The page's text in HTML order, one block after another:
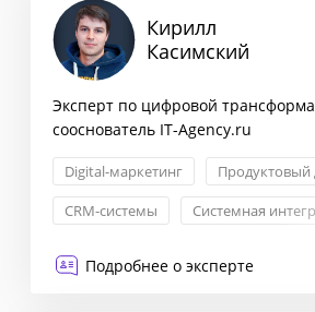
Кирилл
Касимский
Эксперт по цифровой
сооснователь IT-Agency.ru
Digital-маркетинг
Продуктовый
CRM-системы
Системная
Подробнее о эксперте